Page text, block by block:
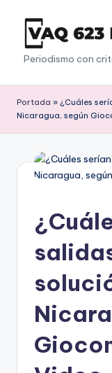
Saltar
contenido
V
a
q
6
3
Periodismo con
Portada » ¿Cuáles
Nicaragua, según